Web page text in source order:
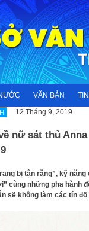
VĂN BẢN
12 Tháng 9, 2019
nữ sát thủ
bị tận răng”, kỹ
cùng những pha hành
sẽ không làm các tín